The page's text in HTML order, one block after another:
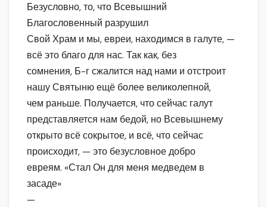
Безусловно, то, что Всевышний
Благословенный разрушил
Свой Храм и мы, евреи, находимся в галуте, —
всё это благо для нас. Так как, без
сомнения, Б-г сжалится над нами и отстроит
нашу Святыню ещё более великолепной,
чем раньше. Получается, что сейчас галут
представляется нам бедой, но Всевышнему
открыто всё сокрытое, и всё, что сейчас
происходит, — это безусловное добро
евреям. «Стал Он для меня медведем в
засаде»
—